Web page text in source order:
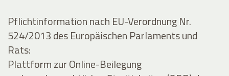
Pflichtinformation nach EU-Verordnung Nr.
524/2013 des Europäischen Parlaments und
Rats:
Plattform zur Online-Beilegung